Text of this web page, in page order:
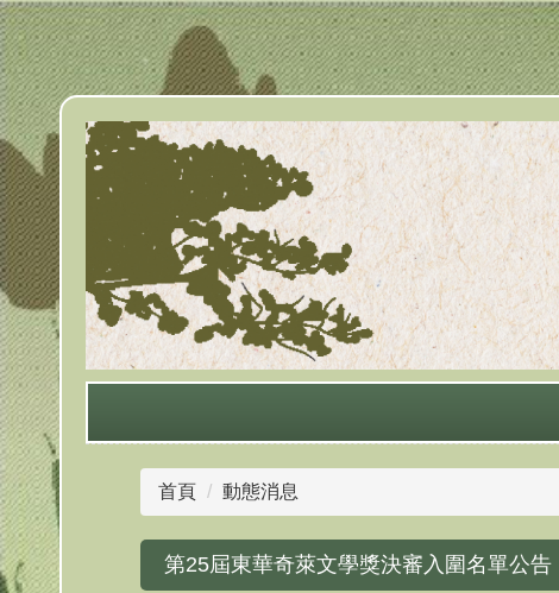
跳
到
主
要
內
容
區
首頁 動態消息
第25屆東華奇萊文學獎決審入圍名單公告